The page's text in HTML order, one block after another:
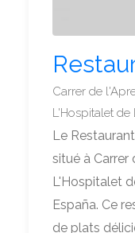
Carrer de
L'Hospitalet
Le
situé à Carrer
L'Hospitalet
España. Ce
de plats